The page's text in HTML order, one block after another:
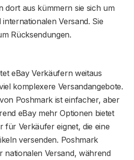
dort aus kümmern sie sich um
Versand. Sie
Rücksendungen.
eBay Verkäufern weitaus
komplexere Versandangebote.
Poshmark ist einfacher, aber
eBay mehr Optionen bietet
für Verkäufer eignet, die eine
versenden. Poshmark
nationalen Versand, während